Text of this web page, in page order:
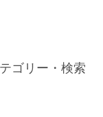
ゴリー・検索